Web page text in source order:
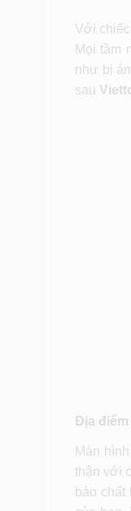
Với
Mọi tầm
như bị
sau
Địa điểm
Màn hình
thận với
bảo